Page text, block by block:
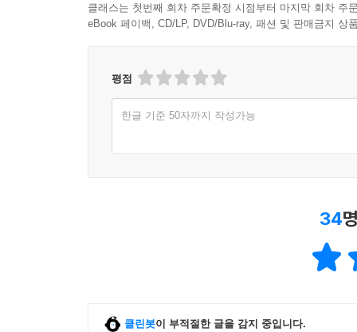
클래스는 첫번째 회차 주문확정 시점부터 마지막 회차 주
eBook 페이백, CD/LP, DVD/Blu-ray, 패션 및 판매금지 상
평점
한글 기준 50자까지 작성가능
34
클린봇이 부적절한 글을 감지 중입니다.